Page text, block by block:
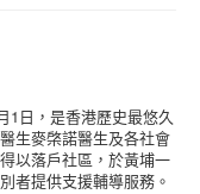
1日，是香港歷史最悠久
生麥棨諾醫生及各社會
以落戶社區，於黃埔一
者提供支援輔導服務。